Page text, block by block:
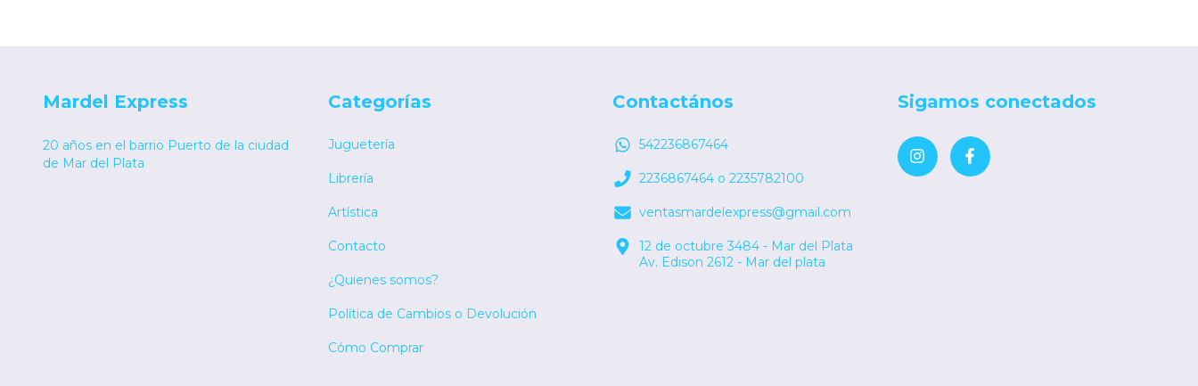
Mardel Express
20 años en el barrio Puerto de la ciudad
de Mar del Plata
Categorías
Juguetería
Librería
Artística
Contacto
¿Quienes somos?
Política de Cambios o Devolución
Cómo Comprar
Contactános
542236867464
2236867464 o 2235782100
ventasmardelexpress@gmail.com
12 de octubre 3484 - Mar del Plata
Av. Edison 2612 - Mar del plata
Sigamos conectados